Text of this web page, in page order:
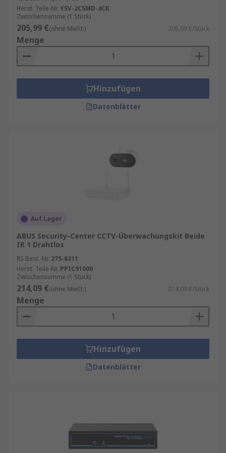
Alles über Videoüberwachung und die richtige
Ausstattung für Innen- und Außenbereiche
erfahren Sie in unserem
Herst. Teile-Nr. YSV-2CSMD-4CK
Zwischensumme (1 Stück)
205,99 €(ohne MwSt.) 205,99 €/Stück
Menge
Hinzufügen
Datenblätter
Auf Lager
ABUS Security-Center CCTV-Überwachungskit Beide
IR 1 Drahtlos
RS Best.-Nr. 275-6311
Herst. Teile-Nr. PPIC91000
Zwischensumme (1 Stück)
214,09 €(ohne MwSt.) 214,09 €/Stück
Menge
Hinzufügen
Datenblätter